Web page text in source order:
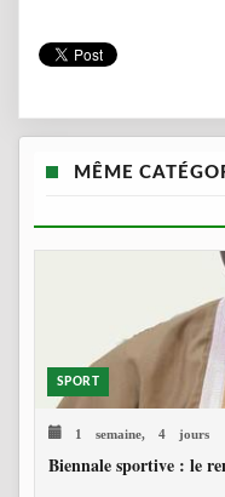
MÊME
SPORT
1 semaine, 4 jours
Biennale sportive : le